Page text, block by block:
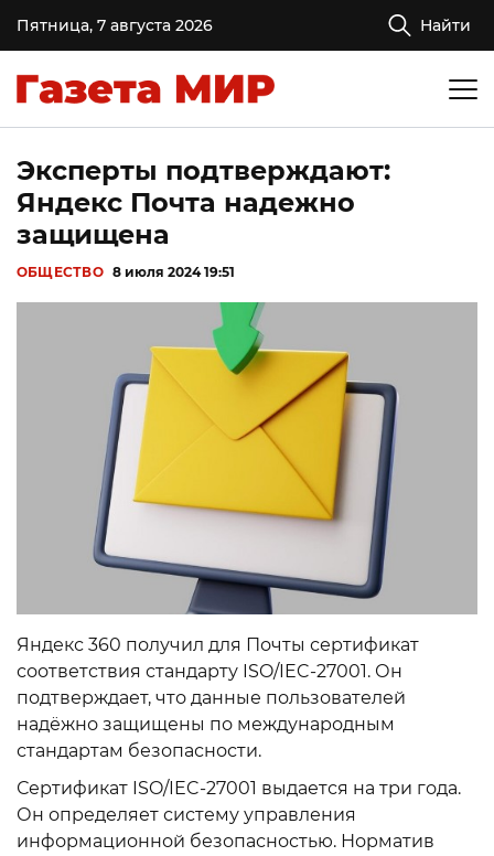
Пятница, 7 августа 2026 Найти
Эксперты подтверждают:
Яндекс Почта надежно
защищена
ОБЩЕСТВО 8 июля 2024 19:51
Яндекс 360 получил для Почты сертификат
соответствия стандарту ISO/IEC-27001. Он
подтверждает, что данные пользователей
надёжно защищены по международным
стандартам безопасности.
Сертификат ISO/IEC-27001 выдается на три года.
Он определяет систему управления
информационной безопасностью. Норматив